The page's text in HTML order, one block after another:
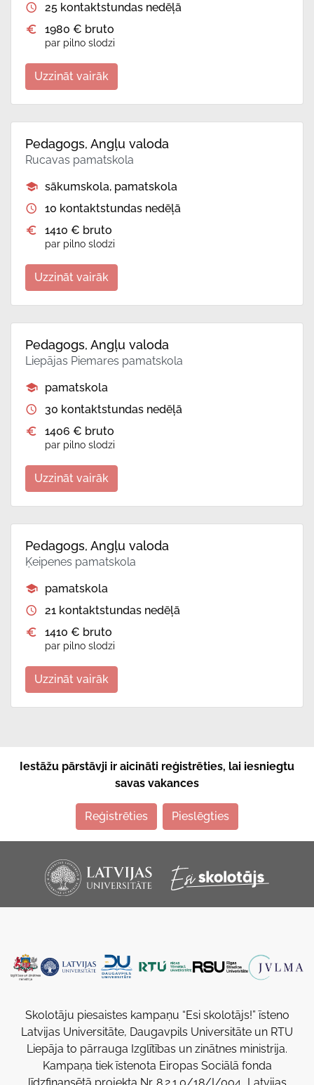
25 kontaktstundas nedēļā
1980 € bruto
par pilno slodzi
Uzzināt vairāk
Pedagogs, Angļu valoda
Rucavas pamatskola
sākumskola, pamatskola
10 kontaktstundas nedēļā
1410 € bruto
par pilno slodzi
Uzzināt vairāk
Pedagogs, Angļu valoda
Liepājas Piemares pamatskola
pamatskola
30 kontaktstundas nedēļā
1406 € bruto
par pilno slodzi
Uzzināt vairāk
Pedagogs, Angļu valoda
Ķeipenes pamatskola
pamatskola
21 kontaktstundas nedēļā
1410 € bruto
par pilno slodzi
Uzzināt vairāk
Iestāžu pārstāvji ir aicināti reģistrēties, lai iesniegtu
savas vakances
Reģistrēties Pieslēgties
Skolotāju piesaistes kampaņu “Esi skolotājs!” īsteno
Latvijas Universitāte, Daugavpils Universitāte un RTU
Liepāja to pārrauga Izglītības un zinātnes ministrija.
Kampaņa tiek īstenota Eiropas Sociālā fonda